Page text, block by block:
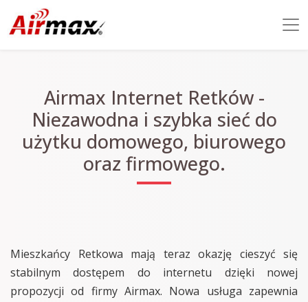
Airmax Internet Retków -
Niezawodna i szybka sieć do
użytku domowego, biurowego
oraz firmowego.
Mieszkańcy Retkowa mają teraz okazję cieszyć się
stabilnym dostępem do internetu dzięki nowej
propozycji od firmy Airmax. Nowa usługa zapewnia